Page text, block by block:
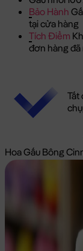
Bảo Hành
tại cửa hàng
Tích Điểm
đơn hàng đã
Tất
Hoa Gấu Bông